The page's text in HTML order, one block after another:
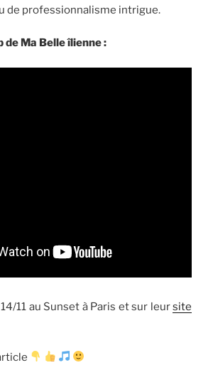
de professionnalisme intrigue.
de Ma Belle îlienne :
11 au Sunset à Paris et sur leursite